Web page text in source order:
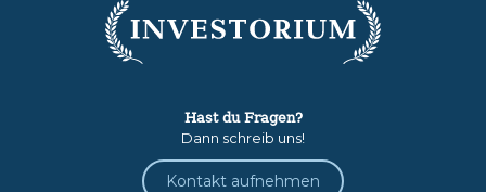
Hast du Fragen?
Dann schreib uns!
Kontakt aufnehmen